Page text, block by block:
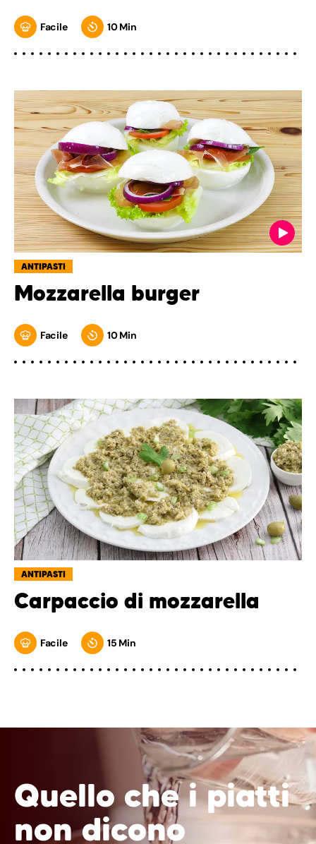
Facile 10 Min
ANTIPASTI
Mozzarella burger
Facile 10 Min
ANTIPASTI
Carpaccio di mozzarella
Facile 15 Min
Quello che i piatti
non dicono